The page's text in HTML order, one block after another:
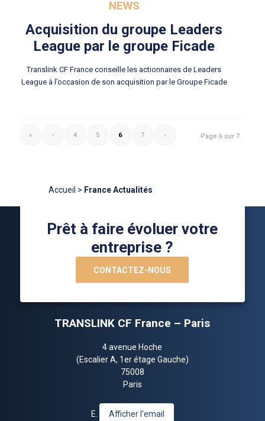
NEWS
Acquisition du groupe Leaders
League par le groupe Ficade
Translink CF France conseille les actionnaires de Leaders
League à l’occasion de son acquisition par le Groupe Ficade
Page 6 sur 7
« ‹ 4 5 6 7 ›
Accueil > France Actualités
Prêt à faire évoluer votre
entreprise ?
CONTACTEZ-NOUS
TRANSLINK CF France – Paris
4 avenue Hoche
(Escalier A, 1er étage Gauche)
75008
Paris
E. Afficher l'email